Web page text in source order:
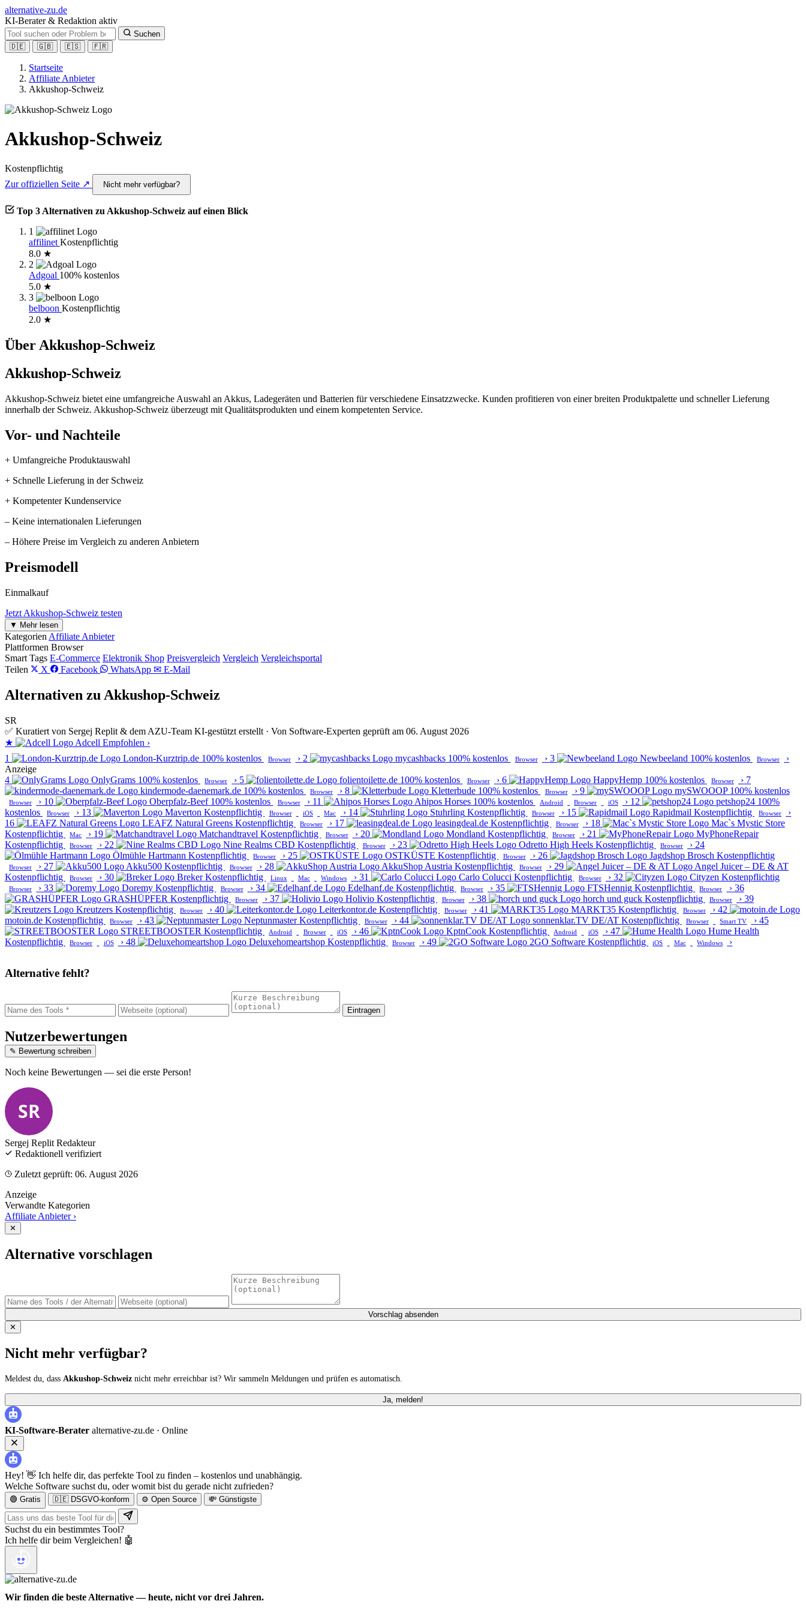
alternative-zu.de
KI-Berater & Redaktion aktiv
Suchen
🇩🇪
🇬🇧 🇪🇸 🇫🇷
Startseite
Affiliate Anbieter
Akkushop-Schweiz
Akkushop-Schweiz
Kostenpflichtig
Zur offiziellen Seite ↗
Nicht mehr verfügbar?
Top 3 Alternativen zu Akkushop-Schweiz auf einen Blick
1
affilinet Kostenpflichtig
8.0 ★
2
Adgoal 100% kostenlos
5.0 ★
3
belboon Kostenpflichtig
2.0 ★
Über Akkushop-Schweiz
Akkushop-Schweiz
Akkushop-Schweiz bietet eine umfangreiche Auswahl an Akkus, Ladegeräten und Batterien für verschiedene Einsatzzwecke. Kunden profitieren von einer breiten Produktpalette und schneller Lieferung
innerhalb der Schweiz. Akkushop-Schweiz überzeugt mit Qualitätsprodukten und einem kompetenten Service.
Vor- und Nachteile
+ Umfangreiche Produktauswahl
+ Schnelle Lieferung in der Schweiz
+ Kompetenter Kundenservice
– Keine internationalen Lieferungen
– Höhere Preise im Vergleich zu anderen Anbietern
Preismodell
Einmalkauf
Jetzt Akkushop-Schweiz testen
▼ Mehr lesen
Kategorien Affiliate Anbieter
Plattformen Browser
Smart Tags E-Commerce Elektronik Shop Preisvergleich Vergleich Vergleichsportal
Teilen
X Facebook WhatsApp ✉ E-Mail
Alternativen zu Akkushop-Schweiz
SR
✅ Kuratiert von Sergej Replit & dem AZU-Team KI-gestützt erstellt · Von Software-Experten geprüft am 06. August 2026
★
Adcell Empfohlen ›
1
London-Kurztrip.de 100% kostenlos Browser › 2 mycashbacks 100% kostenlos Browser › 3 Newbeeland 100% kostenlos Browser
›
Anzeige
4
OnlyGrams 100% kostenlos Browser › 5 folientoilette.de 100% kostenlos Browser › 6 HappyHemp 100% kostenlos Browser › 7
kindermode-daenemark.de 100% kostenlos Browser › 8 Kletterbude 100% kostenlos Browser › 9 mySWOOOP 100% kostenlos
Browser › 10 Oberpfalz-Beef 100% kostenlos Browser › 11 Ahipos Horses 100% kostenlos Android Browser iOS › 12 petshop24 100%
kostenlos
Browser › 13 Maverton Kostenpflichtig Browser iOS Mac › 14 Stuhrling Kostenpflichtig Browser › 15 Rapidmail Kostenpflichtig Browser
›
16
LEAFZ Natural Greens Kostenpflichtig Browser › 17 leasingdeal.de Kostenpflichtig Browser › 18
Mac`s Mystic Store
Kostenpflichtig
Mac › 19 Matchandtravel Kostenpflichtig Browser › 20 Mondland Kostenpflichtig Browser › 21
MyPhoneRepair
Kostenpflichtig
Browser › 22 Nine Realms CBD Kostenpflichtig Browser › 23 Odretto High Heels Kostenpflichtig Browser › 24
Ölmühle Hartmann Kostenpflichtig Browser › 25 OSTKÜSTE Kostenpflichtig Browser › 26 Jagdshop Brosch Kostenpflichtig
Browser › 27 Akku500 Kostenpflichtig Browser › 28 AkkuShop Austria Kostenpflichtig Browser › 29
Angel Juicer – DE & AT
Kostenpflichtig
Browser › 30 Breker Kostenpflichtig Linux Mac Windows › 31 Carlo Colucci Kostenpflichtig Browser › 32 Cityzen Kostenpflichtig
Browser › 33 Doremy Kostenpflichtig Browser › 34 Edelhanf.de Kostenpflichtig Browser › 35 FTSHennig Kostenpflichtig Browser › 36
GRASHÜPFER Kostenpflichtig Browser › 37 Holivio Kostenpflichtig Browser › 38 horch und guck Kostenpflichtig Browser › 39
Kreutzers Kostenpflichtig Browser › 40 Leiterkontor.de Kostenpflichtig Browser › 41 MARKT35 Kostenpflichtig Browser › 42
motoin.de Kostenpflichtig Browser › 43 Neptunmaster Kostenpflichtig Browser › 44 sonnenklar.TV DE/AT Kostenpflichtig Browser Smart TV › 45
STREETBOOSTER Kostenpflichtig Android Browser iOS › 46 KptnCook Kostenpflichtig Android iOS › 47
Hume Health
Kostenpflichtig
Browser iOS › 48 Deluxehomeartshop Kostenpflichtig Browser › 49 2GO Software Kostenpflichtig iOS Mac Windows ›
Alternative fehlt?
Eintragen
Nutzerbewertungen
✎ Bewertung schreiben
Noch keine Bewertungen — sei die erste Person!
SR
Sergej Replit Redakteur
Redaktionell verifiziert
Zuletzt geprüft: 06. August 2026
Anzeige
Verwandte Kategorien
Affiliate Anbieter ›
✕
Alternative vorschlagen
Vorschlag absenden
✕
Nicht mehr verfügbar?
Meldest du, dass Akkushop-Schweiz nicht mehr erreichbar ist? Wir sammeln Meldungen und prüfen es automatisch.
Ja, melden!
KI-Software-Berater alternative-zu.de · Online
Hey! 👋 Ich helfe dir, das perfekte Tool zu finden – kostenlos und unabhängig.
Welche Software suchst du, oder womit bist du gerade nicht zufrieden?
🟢 Gratis 🇩🇪 DSGVO-konform ⚙️ Open Source 💸 Günstigste
Suchst du ein bestimmtes Tool?
Ich helfe dir beim Vergleichen! 🤖
Wir finden die beste Alternative — heute, nicht vor drei Jahren.